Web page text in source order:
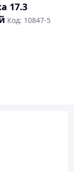
17.3
Код: 10847-5